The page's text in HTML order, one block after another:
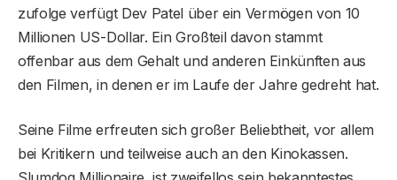
zufolge verfügt Dev Patel über ein Vermögen von 10
Millionen US-Dollar. Ein Großteil davon stammt
offenbar aus dem Gehalt und anderen Einkünften aus
den Filmen, in denen er im Laufe der Jahre gedreht hat.
Seine Filme erfreuten sich großer Beliebtheit, vor allem
bei Kritikern und teilweise auch an den Kinokassen.